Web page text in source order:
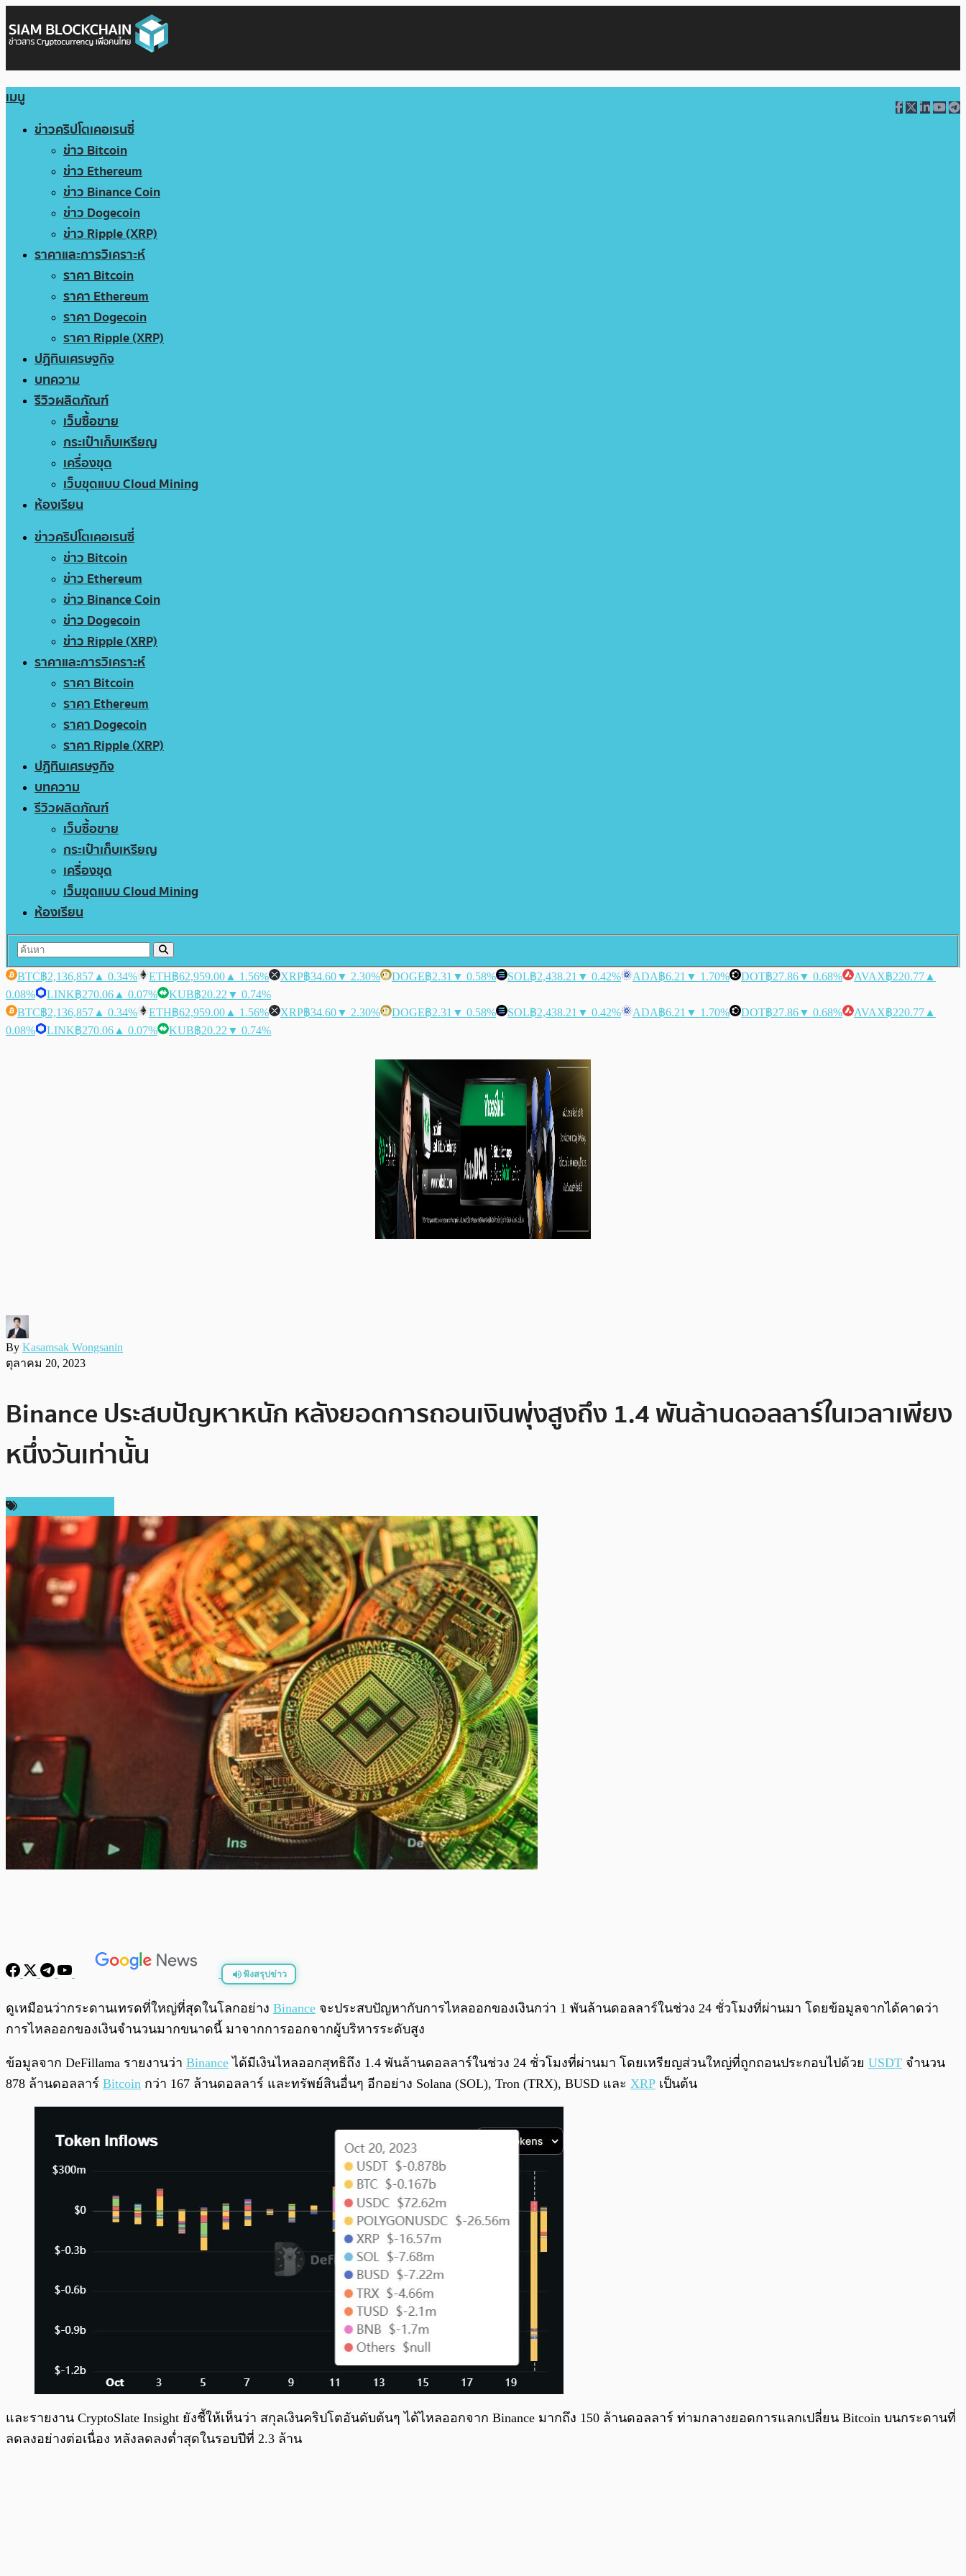
เมนู
ข่าวคริปโตเคอเรนซี่
ข่าว Bitcoin
ข่าว Ethereum
ข่าว Binance Coin
ข่าว Dogecoin
ข่าว Ripple (XRP)
ราคาและการวิเคราะห์
ราคา Bitcoin
ราคา Ethereum
ราคา Dogecoin
ราคา Ripple (XRP)
ปฏิทินเศรษฐกิจ
บทความ
รีวิวผลิตภัณฑ์
เว็บซื้อขาย
กระเป๋าเก็บเหรียญ
เครื่องขุด
เว็บขุดแบบ Cloud Mining
ห้องเรียน
ข่าวคริปโตเคอเรนซี่
ข่าว Bitcoin
ข่าว Ethereum
ข่าว Binance Coin
ข่าว Dogecoin
ข่าว Ripple (XRP)
ราคาและการวิเคราะห์
ราคา Bitcoin
ราคา Ethereum
ราคา Dogecoin
ราคา Ripple (XRP)
ปฏิทินเศรษฐกิจ
บทความ
รีวิวผลิตภัณฑ์
เว็บซื้อขาย
กระเป๋าเก็บเหรียญ
เครื่องขุด
เว็บขุดแบบ Cloud Mining
ห้องเรียน
BTC฿2,136,857 ▲ 0.34% ETH฿62,959.00 ▲ 1.56% XRP฿34.60▼ 2.30% DOGE฿2.31 ▼ 0.58% SOL฿2,438.21 ▼ 0.42% ADA฿6.21 ▼ 1.70% DOT฿27.86▼ 0.68% AVAX฿220.77 ▲
0.08%
LINK฿270.06 ▲ 0.07% KUB฿20.22 ▼ 0.74%
BTC฿2,136,857 ▲ 0.34% ETH฿62,959.00 ▲ 1.56% XRP฿34.60▼ 2.30% DOGE฿2.31 ▼ 0.58% SOL฿2,438.21 ▼ 0.42% ADA฿6.21 ▼ 1.70% DOT฿27.86▼ 0.68% AVAX฿220.77 ▲
0.08%
LINK฿270.06 ▲ 0.07% KUB฿20.22 ▼ 0.74%
By Kasamsak Wongsanin
ตุลาคม 20, 2023
Binance ประสบปัญหาหนัก หลังยอดการถอนเงินพุ่งสูงถึง 1.4 พันล้านดอลลาร์ในเวลาเพียง
หนึ่งวันเท่านั้น
ฟังสรุปข่าว
พร้อมเล่น / 0:00
ดูเหมือนว่ากระดานเทรดที่ใหญ่ที่สุดในโลกอย่าง Binance จะประสบปัญหากับการไหลออกของเงินกว่า 1 พันล้านดอลลาร์ในช่วง 24 ชั่วโมงที่ผ่านมา โดยข้อมูลจากได้คาดว่า
การไหลออกของเงินจำนวนมากขนาดนี้ มาจากการออกจากผู้บริหารระดับสูง
ข้อมูลจาก DeFillama รายงานว่า Binance ได้มีเงินไหลออกสุทธิถึง 1.4 พันล้านดอลลาร์ในช่วง 24 ชั่วโมงที่ผ่านมา โดยเหรียญส่วนใหญ่ที่ถูกถอนประกอบไปด้วย USDT จำนวน
878 ล้านดอลลาร์ Bitcoin กว่า 167 ล้านดอลลาร์ และทรัพย์สินอื่นๆ อีกอย่าง Solana (SOL), Tron (TRX), BUSD และ XRP เป็นต้น
และรายงาน CryptoSlate Insight ยังชี้ให้เห็นว่า สกุลเงินคริปโตอันดับต้นๆ ได้ไหลออกจาก Binance มากถึง 150 ล้านดอลลาร์ ท่ามกลางยอดการแลกเปลี่ยน Bitcoin บนกระดานที่
ลดลงอย่างต่อเนื่อง หลังลดลงต่ำสุดในรอบปีที่ 2.3 ล้าน